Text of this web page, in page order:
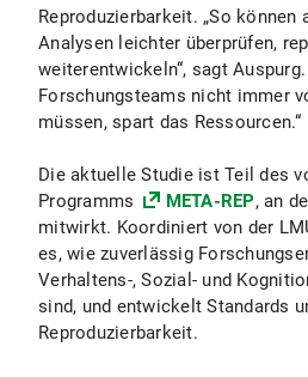
Reproduzierbarkeit. „So können
Analysen leichter überprüfen,
weiterentwickeln“, sagt Auspurg.
Forschungsteams nicht immer
müssen, spart das Ressourcen.“
Die aktuelle Studie ist Teil des
Programms
META-REP, an
mitwirkt. Koordiniert von der
es, wie zuverlässig
Verhaltens-, Sozial- und
sind, und entwickelt Standards
Reproduzierbarkeit.